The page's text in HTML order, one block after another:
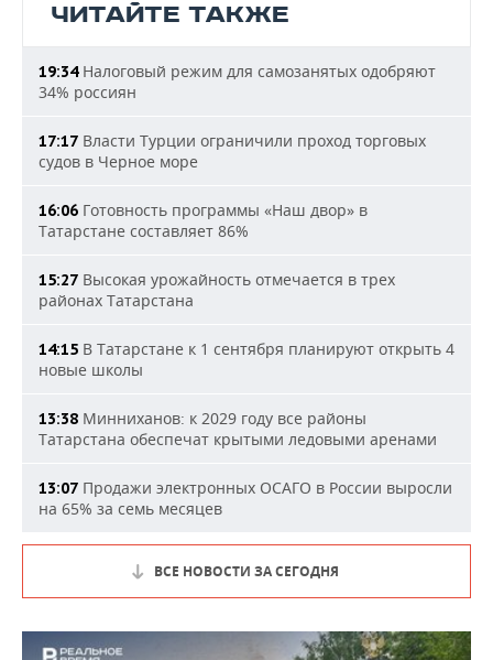
ЧИТАЙТЕ ТАКЖЕ
19:34Налоговый режим для самозанятых одобряют
34% россиян
17:17 Власти Турции ограничили проход торговых
судов в Черное море
16:06 Готовность программы «Наш двор» в
Татарстане составляет 86%
15:27 Высокая урожайность отмечается в трех
районах Татарстана
14:15 В Татарстане к 1 сентября планируют открыть 4
новые школы
13:38 Минниханов: к 2029 году все районы
Татарстана обеспечат крытыми ледовыми аренами
13:07 Продажи электронных ОСАГО в России выросли
на 65% за семь месяцев
ВСЕ НОВОСТИ ЗА СЕГОДНЯ